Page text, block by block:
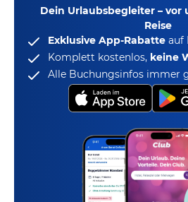
Dein Urlaubsbegleiter – vor
Reise
Exklusive App-Rabatte auf
Komplett kostenlos, keine
Alle Buchungsinfos immer